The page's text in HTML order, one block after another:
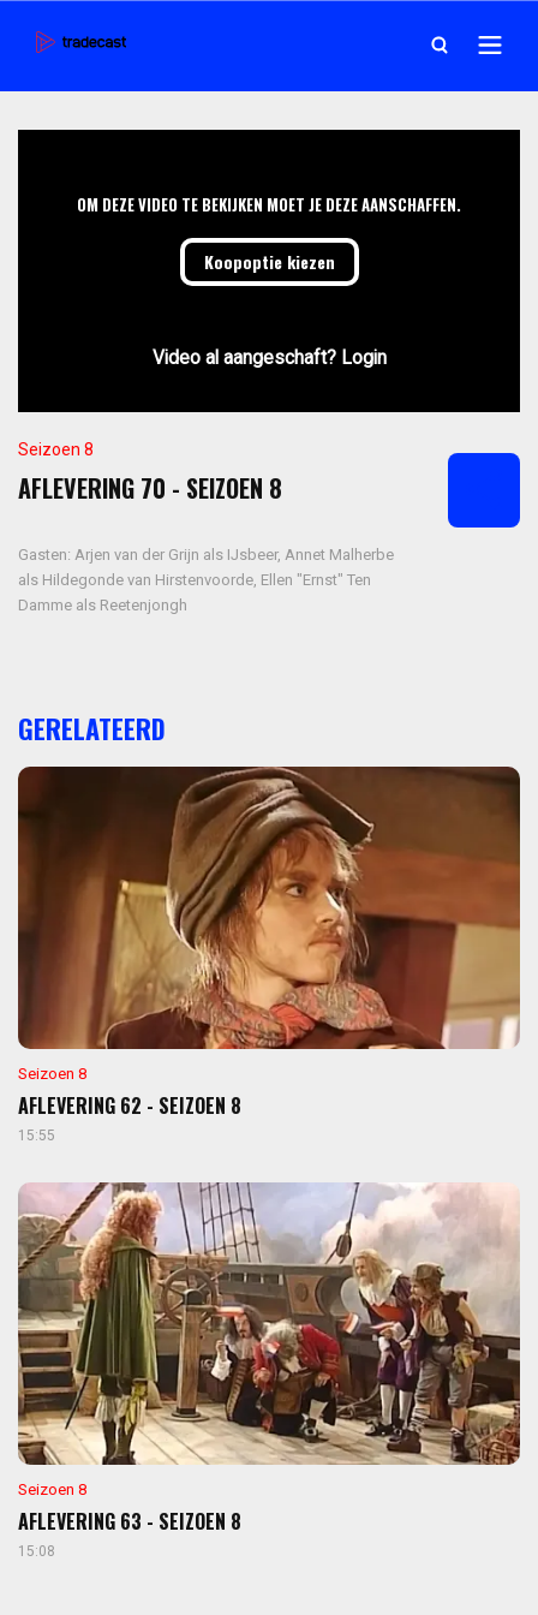
OM DEZE VIDEO TE BEKIJKEN MOET JE DEZE AANSCHAFFEN.
Koopoptie kiezen
Video al aangeschaft? Login
Seizoen 8
AFLEVERING 70 - SEIZOEN 8
Gasten: Arjen van der Grijn als IJsbeer, Annet Malherbe
als Hildegonde van Hirstenvoorde, Ellen "Ernst" Ten
Damme als Reetenjongh
GERELATEERD
Seizoen 8
AFLEVERING 62 - SEIZOEN 8
15:55
Seizoen 8
AFLEVERING 63 - SEIZOEN 8
15:08